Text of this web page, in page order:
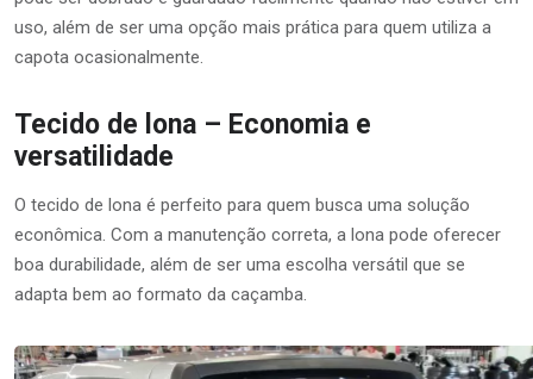
uso, além de ser uma opção mais prática para quem utiliza a
capota ocasionalmente.
Tecido de lona – Economia e
versatilidade
O tecido de lona é perfeito para quem busca uma solução
econômica. Com a manutenção correta, a lona pode oferecer
boa durabilidade, além de ser uma escolha versátil que se
adapta bem ao formato da caçamba.